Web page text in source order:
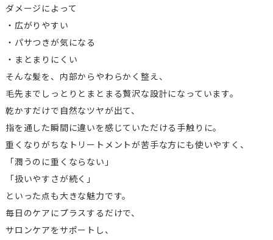
ダメージによって
・広がりやすい
・パサつきが気になる
・まとまりにくい
そんな髪を、内部からやわらかく整え、
毛先までしっとりとまとまる贅沢な設計になっています。
乾かすだけで自然なツヤが出て、
指を通した瞬間に違いを感じていただける手触りに。
重くなりがちなトリートメントが苦手な方にも使いやすく、
「潤うのに重くならない」
「扱いやすさが続く」
といった点も大きな魅力です。
毎日のケアにプラスするだけで、
サロンケアをサポートし、